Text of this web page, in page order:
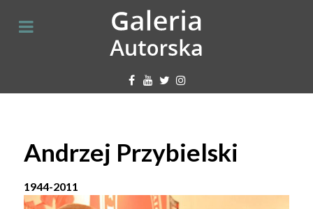
Andrzej Przybielski
1944-2011